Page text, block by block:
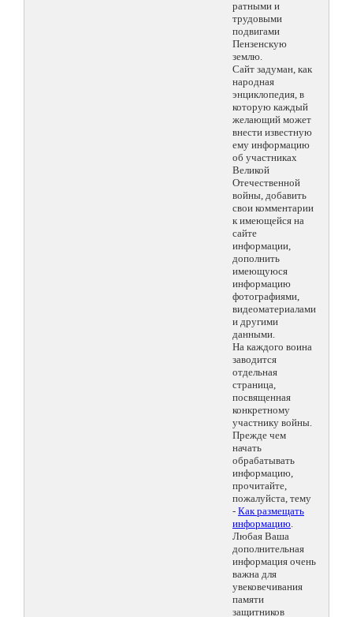
ратными и
трудовыми
подвигами
Пензенскую
землю.
Сайт задуман, как
народная
энциклопедия, в
которую каждый
желающий может
внести известную
ему информацию
об участниках
Великой
Отечественной
войны, добавить
свои комментарии
к имеющейся на
сайте
информации,
дополнить
имеющуюся
информацию
фотографиями,
видеоматериалами
и другими
данными.
На каждого воина
заводится
отдельная
страница,
посвященная
конкретному
участнику войны.
Прежде чем
начать
обрабатывать
информацию,
прочитайте,
пожалуйста, тему
- Как размещать
информацию.
Любая Ваша
дополнительная
информация очень
важна для
увековечивания
памяти
защитников